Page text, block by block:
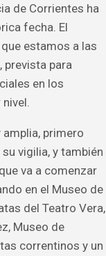
de Corrientes ha
fecha. El
estamos a las
prevista para
en los
primero
vigilia, y también
va a comenzar
en el Museo de
del Teatro Vera,
Museo de
correntinos y un